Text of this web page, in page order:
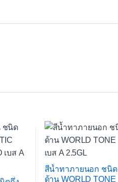
สีน้ำทาภายนอก ชนิด
ด้าน WORLD TONE